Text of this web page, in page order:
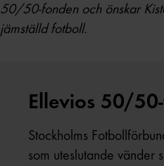
50/50-fonden och önskar
jämställd fotboll.
Ellevios 50/
Stockholms
som uteslutande vänder